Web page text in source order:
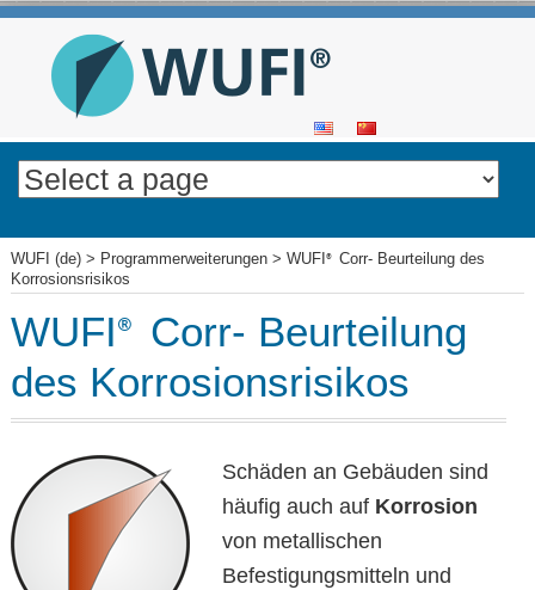
SKIP
TO
CONTENT
WUFI (de)> Programmerweiterungen> WUFI ® Corr- Beurteilung des
Korrosionsrisikos
WUFI® Corr- Beurteilung
des Korrosionsrisikos
Schäden an Gebäuden sind
häufig auch auf Korrosion
von metallischen
Befestigungsmitteln und